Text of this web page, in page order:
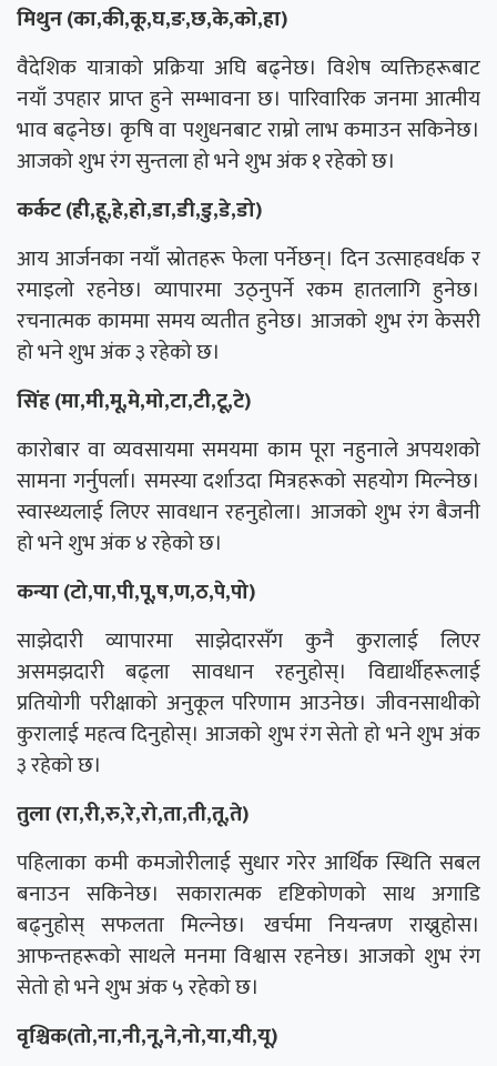
मिथुन (का,की,कू,घ,ङ,छ,के,को,हा)
वैदेशिक यात्राको प्रक्रिया अघि बढ्नेछ। विशेष व्यक्तिहरूबाट
नयाँ उपहार प्राप्त हुने सम्भावना छ। पारिवारिक जनमा आत्मीय
भाव बढ्नेछ। कृषि वा पशुधनबाट राम्रो लाभ कमाउन सकिनेछ।
आजको शुभ रंग सुन्तला हो भने शुभ अंक १ रहेको छ।
कर्कट (ही,हू,हे,हो,डा,डी,डु,डे,डो)
आय आर्जनका नयाँ स्रोतहरू फेला पर्नेछन्। दिन उत्साहवर्धक र
रमाइलो रहनेछ। व्यापारमा उठ्नुपर्ने रकम हातलागि हुनेछ।
रचनात्मक काममा समय व्यतीत हुनेछ। आजको शुभ रंग केसरी
हो भने शुभ अंक ३ रहेको छ।
सिंह (मा,मी,मू,मे,मो,टा,टी,टू,टे)
कारोबार वा व्यवसायमा समयमा काम पूरा नहुनाले अपयशको
सामना गर्नुपर्ला। समस्या दर्शाउदा मित्रहरूको सहयोग मिल्नेछ।
स्वास्थ्यलाई लिएर सावधान रहनुहोला। आजको शुभ रंग बैजनी
हो भने शुभ अंक ४ रहेको छ।
कन्या (टो,पा,पी,पू,ष,ण,ठ,पे,पो)
साझेदारी व्यापारमा साझेदारसँग कुनै कुरालाई लिएर
असमझदारी बढ्ला सावधान रहनुहोस्। विद्यार्थीहरूलाई
प्रतियोगी परीक्षाको अनुकूल परिणाम आउनेछ। जीवनसाथीको
कुरालाई महत्व दिनुहोस्। आजको शुभ रंग सेतो हो भने शुभ अंक
३ रहेको छ।
तुला (रा,री,रु,रे,रो,ता,ती,तू,ते)
पहिलाका कमी कमजोरीलाई सुधार गरेर आर्थिक स्थिति सबल
बनाउन सकिनेछ। सकारात्मक दृष्टिकोणको साथ अगाडि
बढ्नुहोस् सफलता मिल्नेछ। खर्चमा नियन्त्रण राख्नुहोस।
आफन्तहरूको साथले मनमा विश्वास रहनेछ। आजको शुभ रंग
सेतो हो भने शुभ अंक ५ रहेको छ।
वृश्चिक(तो,ना,नी,नू,ने,नो,या,यी,यू)